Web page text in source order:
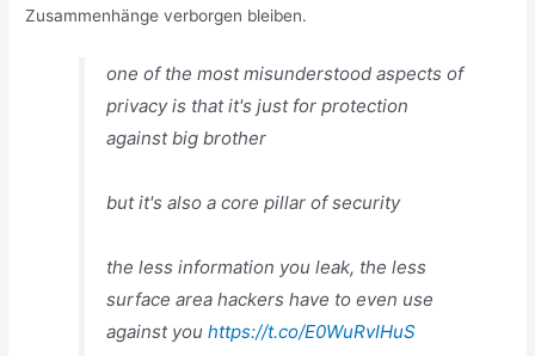
Zusammenhänge verborgen bleiben.
one of the most misunderstood aspects of
privacy is that it's just for protection
against big brother
but it's also a core pillar of security
the less information you leak, the less
surface area hackers have to even use
against youhttps://t.co/E0WuRvIHuS